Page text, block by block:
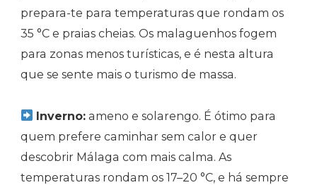
prepara-te para temperaturas que rondam os
35 °C e praias cheias. Os malaguenhos fogem
para zonas menos turísticas, e é nesta altura
que se sente mais o turismo de massa.
Inverno: ameno e solarengo. É ótimo para
quem prefere caminhar sem calor e quer
descobrir Málaga com mais calma. As
temperaturas rondam os 17–20 °C, e há sempre